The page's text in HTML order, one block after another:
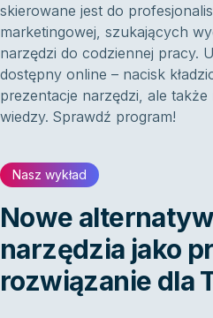
skierowane jest do
marketingowej, szukających
narzędzi do codziennej pracy.
dostępny online – nacisk
prezentacje narzędzi, ale
wiedzy. Sprawdź program!
Nasz wykład
Nowe
narzędzia jako
rozwiązanie dla